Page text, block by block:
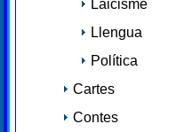
Laicisme
Llengua
Política
Cartes
Contes